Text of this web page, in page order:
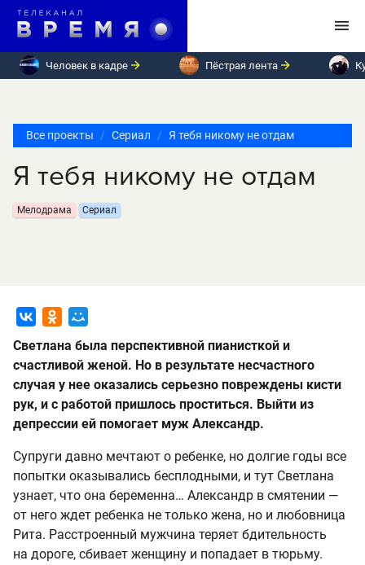
Человек в кадре Пёстрая лента
Все проекты Сериал Я тебя никому не отдам
Я тебя никому не отдам
Мелодрама Сериал
Светлана была перспективной пианисткой и
счастливой женой. Но в результате несчастного
случая у нее оказались серьезно повреждены кисти
рук, и с работой пришлось проститься. Выйти из
депрессии ей помогает муж Александр.
Супруги давно мечтают о ребенке, но долгие годы все
попытки оказывались бесплодными, и тут Светлана
узнает, что она беременна… Александр в смятении —
от него ждет ребенка не только жена, но и любовница
Рита. Расстроенный мужчина теряет бдительность
на дороге, сбивает женщину и попадает в тюрьму.